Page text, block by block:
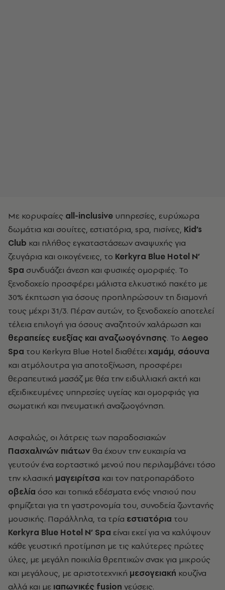
Με κορυφαίες all-inclusive υπηρεσίες, ευρύχωρα
δωμάτια και σουίτες, εστιατόρια, spa, πισίνες, Kid’s
Club και πλήθος εγκαταστάσεων αναψυχής για
ζευγάρια και οικογένειες, το Kerkyra Blue Hotel N’
Spa συνδυάζει άνεση και φυσικές ομορφιές. Το
ξενοδοχείο προσφέρει μάλιστα ελκυστικό πακέτο με
30% έκπτωση για όσους προπληρώσουν τη διαμονή
τους μέχρι 31/3. Πέραν αυτών, το ξενοδοχείο αποτελεί
τέλεια επιλογή για όσους αναζητούν χαλάρωση και
θεραπείες ευεξίας και αναζωογόνησης. Το Aegeo
Spa του Kerkyra Blue Hotel διαθέτει χαμάμ, σάουνα
και ατμόλουτρα για αποτοξίνωση, προσφέρει
θεραπευτικά μασάζ με θέα την ειδυλλιακή ακτή και
εξειδικευμένες υπηρεσίες υγείας και ομορφιάς για
σωματική και πνευματική αναζωογόνηση.
Ασφαλώς, οι λάτρεις των παραδοσιακών
Πασχαλινών πιάτων θα έχουν την ευκαιρία να
γευτούν ένα εορταστικό μενού που περιλαμβάνει τόσο
την κλασική μαγειρίτσα και τον πατροπαράδοτο
οβελία όσο και τοπικά εδέσματα ενός νησιού που
φημίζεται για τη γαστρονομία του, συνοδεία ζωντανής
μουσικής. Παράλληλα, τα τρία εστιατόρια του
Kerkyra Blue Hotel N’ Spa είναι εκεί για να καλύψουν
κάθε γευστική προτίμηση με τις καλύτερες πρώτες
ύλες, με μεγάλη ποικιλία θρεπτικών σνακ για μικρούς
και μεγάλους, με αριστοτεχνική μεσογειακή κουζίνα
αλλά και με ιαπωνικές fusion γεύσεις.